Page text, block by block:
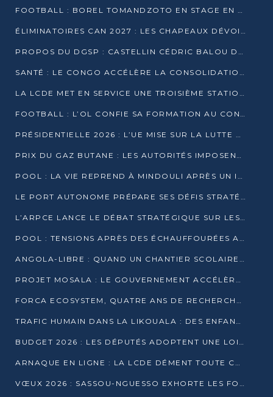
FOOTBALL : BOREL TOMANDZOTO EN STAGE EN ESPAGNE AVEC POLISSYA FC
ÉLIMINATOIRES CAN 2027 : LES CHAPEAUX DÉVOILÉS, LE CONGO FIXÉ SUR SON SORT
PROPOS DU DGSP : CASTELLIN CÉDRIC BALOU DÉNONCE DES PROPOS INTIMIDANTS
SANTÉ : LE CONGO ACCÉLÈRE LA CONSOLIDATION DE L’OFFRE DE SOINS
LA LCDE MET EN SERVICE UNE TROISIÈME STATION D’EAU POTABLE À MFILOU
FOOTBALL : L’OL CONFIE SA FORMATION AU CONGOLAIS CHRISTIAN BASSILA
PRÉSIDENTIELLE 2026 : L’UE MISE SUR LA LUTTE CONTRE LA DÉSINFORMATION
PRIX DU GAZ BUTANE : LES AUTORITÉS IMPOSENT LE RESPECT DES PRIX RÉGLEMENTÉS
POOL : LA VIE REPREND À MINDOULI APRÈS UN INCIDENT ARMÉ SUR LA RN1
LE PORT AUTONOME PRÉPARE SES DÉFIS STRATÉGIQUES DE 2026
L’ARPCE LANCE LE DÉBAT STRATÉGIQUE SUR LES DONNÉES, L’IA ET LA FINANCE NUMÉRIQUE AU CONGO
POOL : TENSIONS APRÈS DES ÉCHAUFFOURÉES ARMÉES ENTRE DGSP ET EX-MILICIENS NINJA
ANGOLA-LIBRE : QUAND UN CHANTIER SCOLAIRE DEVIENT LE MIROIR D’UN CONGO EN MOUVEMENT
PROJET MOSALA : LE GOUVERNEMENT ACCÉLÈRE L’INSERTION DES JEUNES EN 2026
FORCA ECOSYSTEM, QUATRE ANS DE RECHERCHE DE TERRAIN AVANT UN LANCEMENT OFFICIEL EN 2026
TRAFIC HUMAIN DANS LA LIKOUALA : DES ENFANTS AUTOCHTONES RÉDUITS AU TRAVAIL FORCÉ
BUDGET 2026 : LES DÉPUTÉS ADOPTENT UNE LOI DES FINANCES DE PLUS DE 2500 MILLIARDS FCFA
ARNAQUE EN LIGNE : LA LCDE DÉMENT TOUTE CAMPAGNE DE RECRUTEMENT
VŒUX 2026 : SASSOU-NGUESSO EXHORTE LES FORCES VIVES À RENFORCER L’UNITÉ